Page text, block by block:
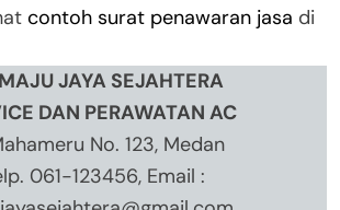
contoh surat penawaran jasa di
JAYA SEJAHTERA
DAN PERAWATAN AC
No. 123, Medan
061-123456, Email :